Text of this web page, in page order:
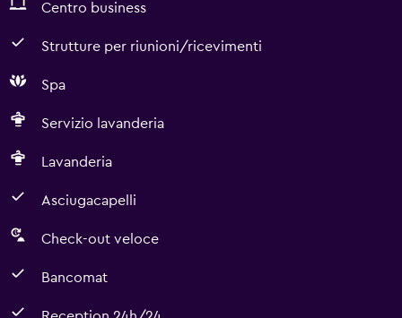
Centro business
Strutture per riunioni/ricevimenti
Spa
Servizio lavanderia
Lavanderia
Asciugacapelli
Check-out veloce
Bancomat